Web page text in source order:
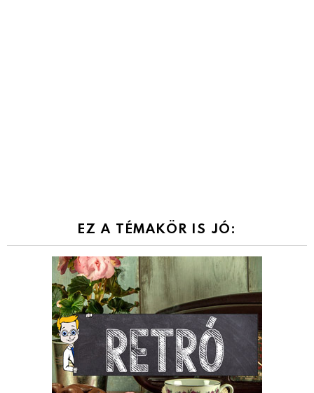
EZ A TÉMAKÖR IS JÓ: